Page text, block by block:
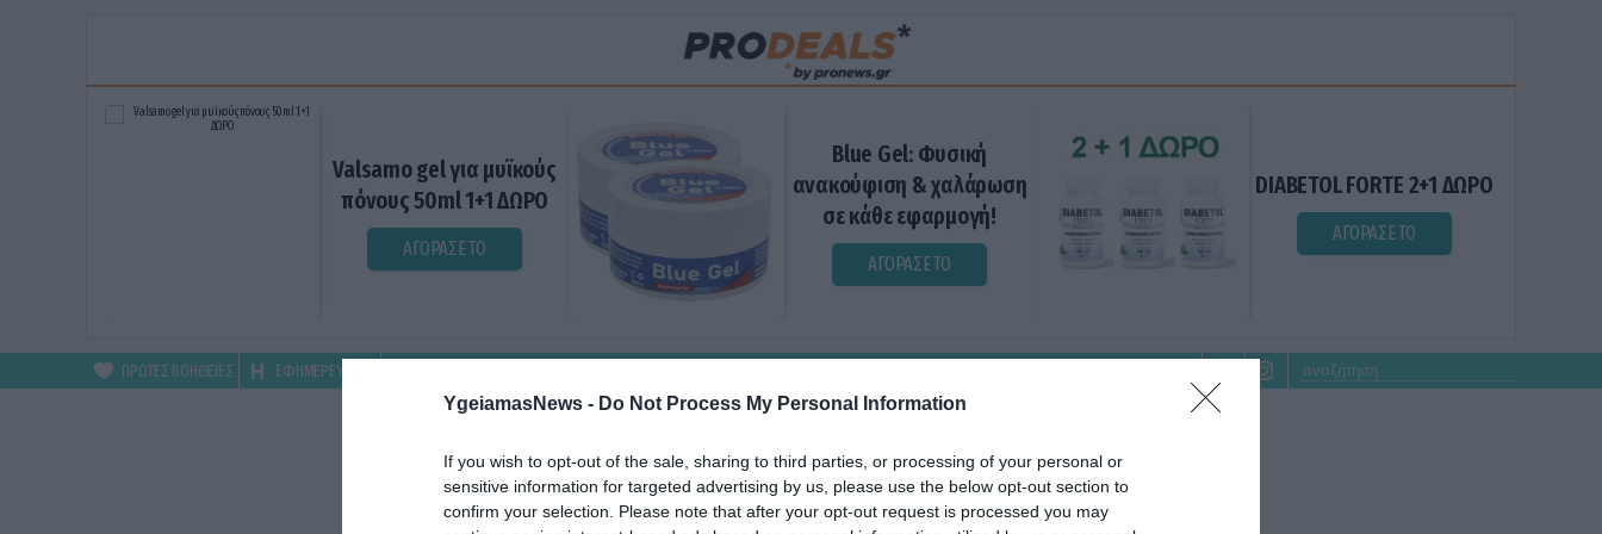
YgeiamasNews - Do Not Process My Personal Information
If you wish to opt-out of the sale, sharing to third parties, or processing of your personal or
sensitive information for targeted advertising by us, please use the below opt-out section to
confirm your selection. Please note that after your opt-out request is processed you may
Valsamo gel για μυϊκούς
πόνους 50ml 1+1 ΔΩΡΟ
ΑΓΟΡΑΣΕ ΤΟ
Blue Gel: Φυσική
ανακούφιση & χαλάρωση
σε κάθε εφαρμογή!
ΑΓΟΡΑΣΕ ΤΟ
DIABETOL FORTE 2+1 ΔΩΡΟ
ΑΓΟΡΑΣΕ ΤΟ
ΠΡΩΤΕΣ ΒΟΗΘΕΙΕΣ ΕΦΗΜΕΡΕΥΟΝΤΑ